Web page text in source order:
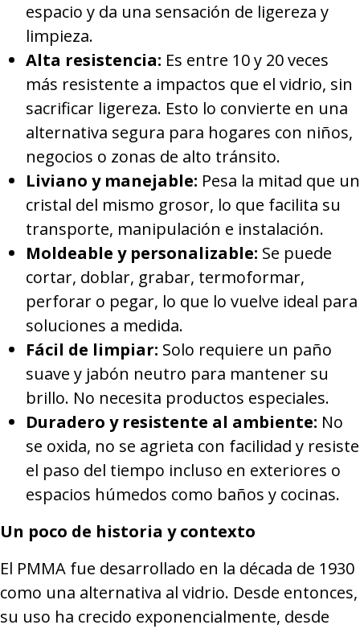
espacio y da una sensación de ligereza y
limpieza.
Alta resistencia: Es entre 10 y 20 veces
más resistente a impactos que el vidrio, sin
sacrificar ligereza. Esto lo convierte en una
alternativa segura para hogares con niños,
negocios o zonas de alto tránsito.
Liviano y manejable: Pesa la mitad que un
cristal del mismo grosor, lo que facilita su
transporte, manipulación e instalación.
Moldeable y personalizable: Se puede
cortar, doblar, grabar, termoformar,
perforar o pegar, lo que lo vuelve ideal para
soluciones a medida.
Fácil de limpiar: Solo requiere un paño
suave y jabón neutro para mantener su
brillo. No necesita productos especiales.
Duradero y resistente al ambiente: No
se oxida, no se agrieta con facilidad y resiste
el paso del tiempo incluso en exteriores o
espacios húmedos como baños y cocinas.
Un poco de historia y contexto
El PMMA fue desarrollado en la década de 1930
como una alternativa al vidrio. Desde entonces,
su uso ha crecido exponencialmente, desde